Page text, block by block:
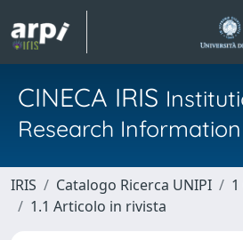
CINECA IRIS
Research
IRIS Catalogo Ricerca UNIPI
1.1 Articolo in rivista